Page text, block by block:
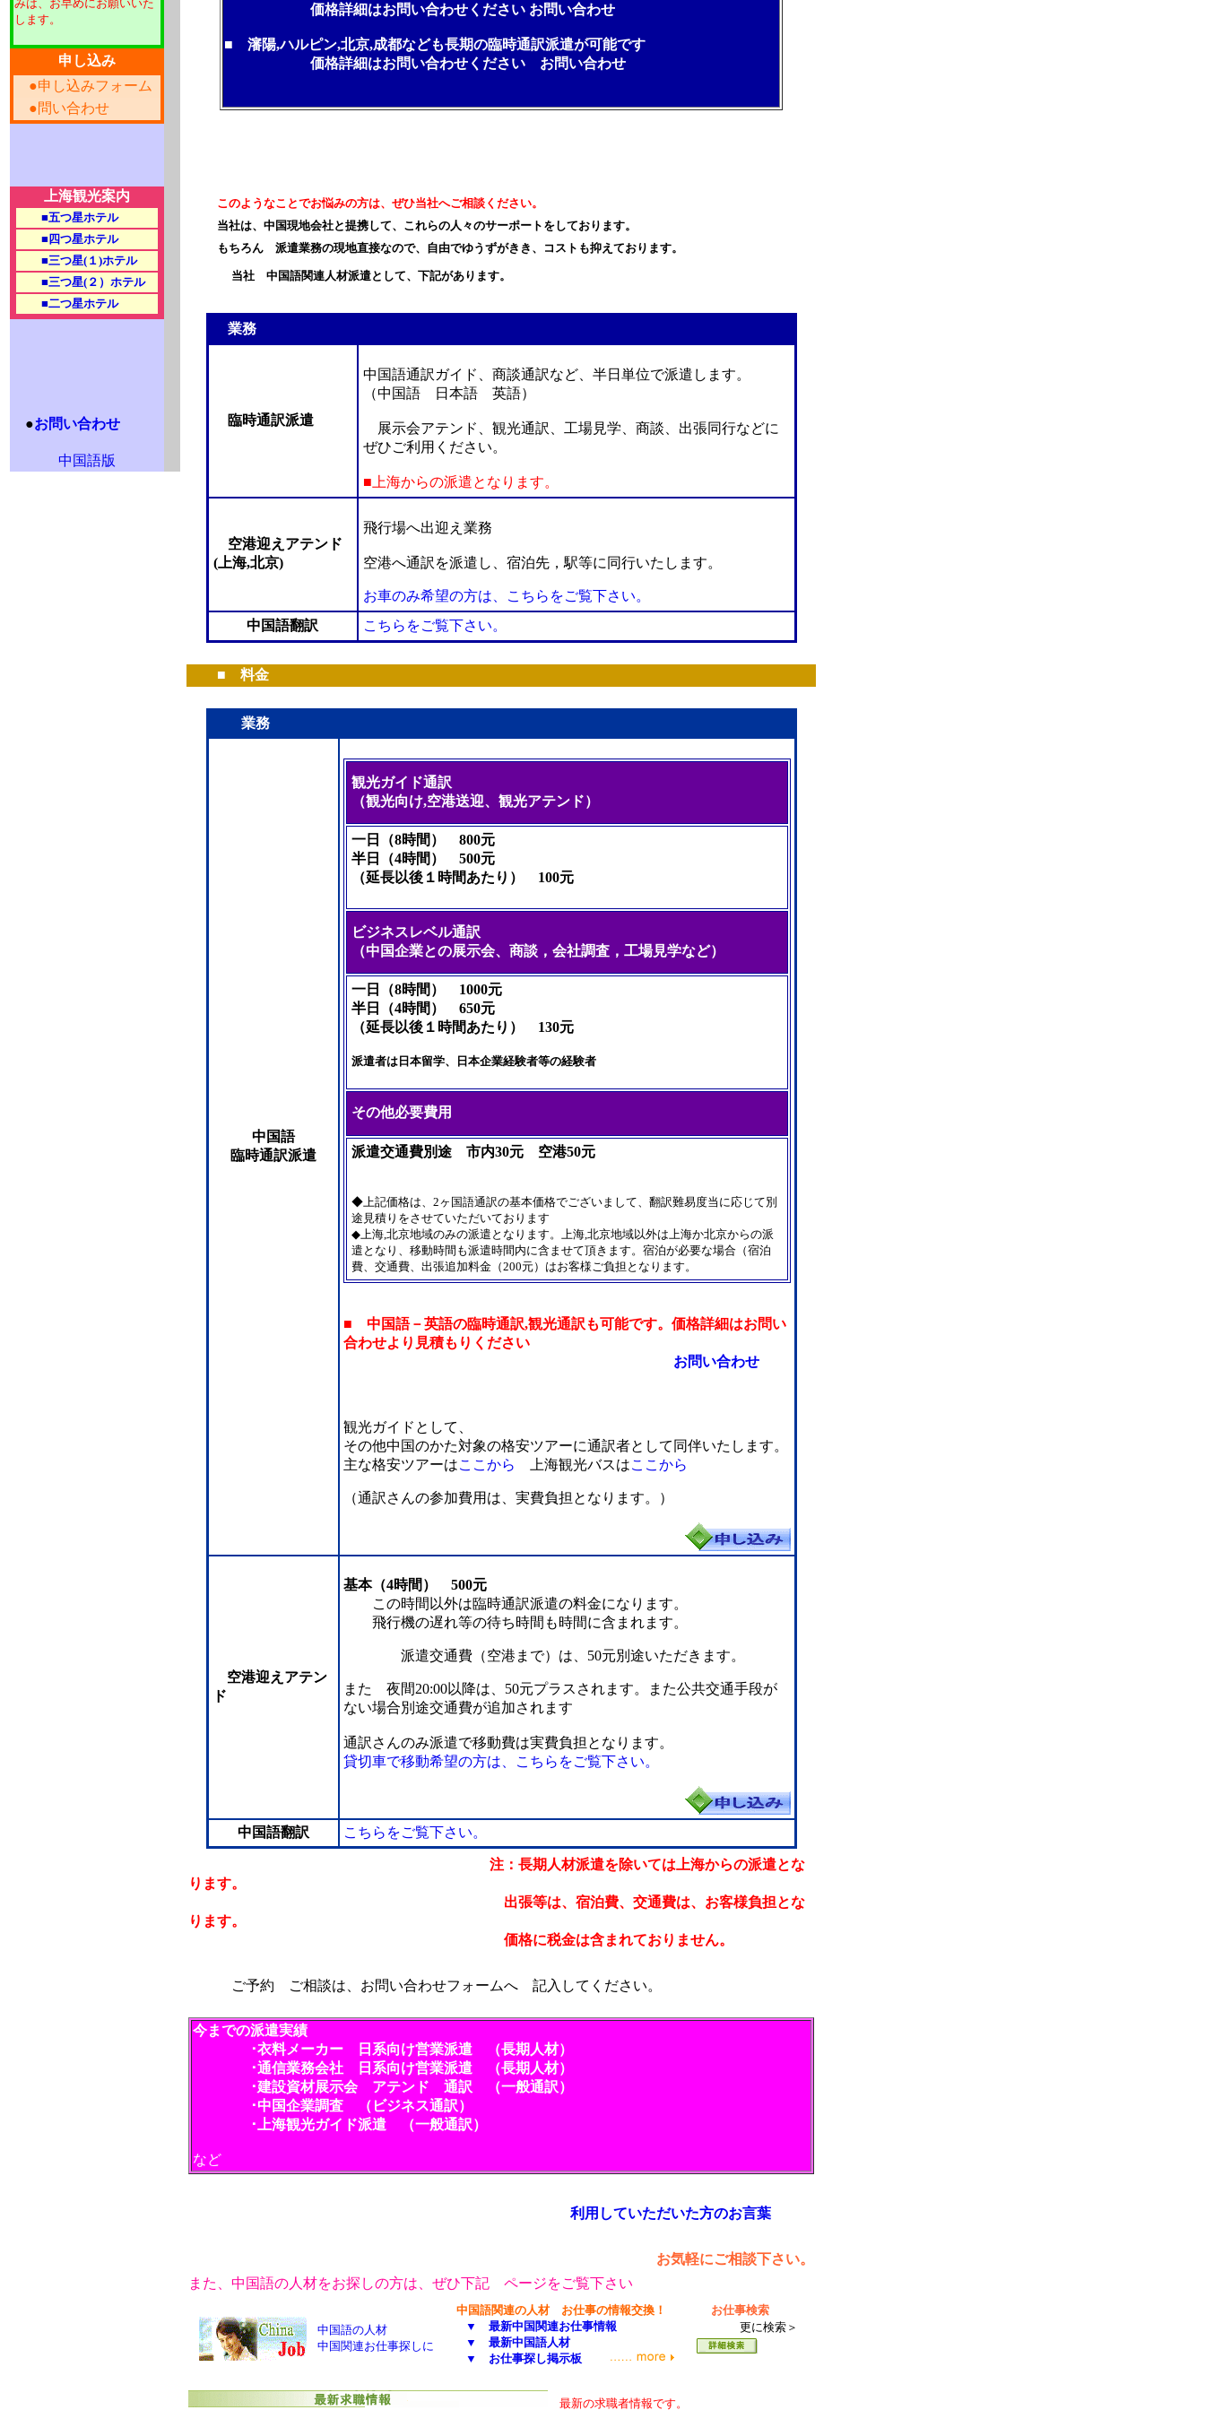
みは、お早めにお願いいた
します。
申し込み
●申し込みフォーム
●問い合わせ
上海観光案内
■五つ星ホテル
■ 四つ星ホテル
■三つ星(１)ホテル
■三つ星(２）ホテル
■二つ星ホテル
●お問い合わせ
中国語版
価格詳細はお問い合わせください お問い合わせ
■ 瀋陽,ハルピン,北京,成都なども長期の臨時通訳派遣が可能です
価格詳細はお問い合わせください お問い合わせ
このようなことでお悩みの方は、ぜひ当社へご相談ください。
当社は、中国現地会社と提携して、これらの人々のサーポートをしております。
もちろん 派遣業務の現地直接なので、自由でゆうずがきき、コストも抑えております。
当社 中国語関連人材派遣として、下記があります。
業務
臨時通訳派遣
中国語通訳ガイド、商談通訳など、半日単位で派遣します。
（中国語 日本語 英語）
展示会アテンド、観光通訳、工場見学、商談、出張同行などに
ぜひご利用ください。
■上海からの派遣となります。
空港迎えアテンド
(上海,北京)
飛行場へ出迎え業務
空港へ通訳を派遣し、宿泊先，駅等に同行いたします。
お車のみ希望の方は、こちらをご覧下さい。
中国語翻訳
こちらをご覧下さい。
■ 料金
業務
中国語
臨時通訳派遣
観光ガイド通訳
（観光向け,空港送迎、観光アテンド）
一日（8時間） 800元
半日（4時間） 500元
（延長以後１時間あたり） 100元
ビジネスレベル通訳
（中国企業との展示会、商談，会社調査，工場見学など）
一日（8時間） 1000元
半日（4時間） 650元
（延長以後１時間あたり） 130元
派遣者は日本留学、日本企業経験者等の経験者
その他必要費用
派遣交通費別途 市内30元 空港50元
◆上記価格は、2ヶ国語通訳の基本価格でございまして、翻訳難易度当に応じて別
途見積りをさせていただいております
◆上海,北京地域のみの派遣となります。上海,北京地域以外は上海か北京からの派
遣となり、移動時間も派遣時間内に含ませて頂きます。宿泊が必要な場合（宿泊
費、交通費、出張追加料金（200元）はお客様ご負担となります。
■ 中国語－英語の臨時通訳,観光通訳も可能です。価格詳細はお問い
合わせより見積もりください
お問い合わせ
観光ガイドとして、
その他中国のかた対象の格安ツアーに通訳者として同伴いたします。
主な格安ツアーはここから 上海観光バスはここから
（通訳さんの参加費用は、実費負担となります。）
空港迎えアテン
ド
基本（4時間） 500元
この時間以外は臨時通訳派遣の料金になります。
飛行機の遅れ等の待ち時間も時間に含まれます。
派遣交通費（空港まで）は、50元別途いただきます。
また 夜間20:00以降は、50元プラスされます。また公共交通手段が
ない場合別途交通費が追加されます
通訳さんのみ派遣で移動費は実費負担となります。
貸切車で移動希望の方は、こちらをご覧下さい。
中国語翻訳 こちらをご覧下さい。
注：長期人材派遣を除いては上海からの派遣とな
ります。
出張等は、宿泊費、交通費は、お客様負担とな
ります。
価格に税金は含まれておりません。
ご予約 ご相談は、お問い合わせフォームへ 記入してください。
今までの派遣実績
･衣料メーカー 日系向け営業派遣 （長期人材）
･通信業務会社 日系向け営業派遣 （長期人材）
･建設資材展示会 アテンド 通訳 （一般通訳）
･中国企業調査 （ビジネス通訳）
･上海観光ガイド派遣 （一般通訳）
など
利用していただいた方のお言葉
お気軽にご相談下さい。
また、中国語の人材をお探しの方は、ぜひ下記 ページをご覧下さい
中国語の人材
中国関連お仕事探しに
中国語関連の人材 お仕事の情報交換！
▼ 最新中国関連お仕事情報
▼ 最新中国語人材
▼ お仕事探し掲示板
お仕事検索
更に検索＞
最新の求職者情報です。